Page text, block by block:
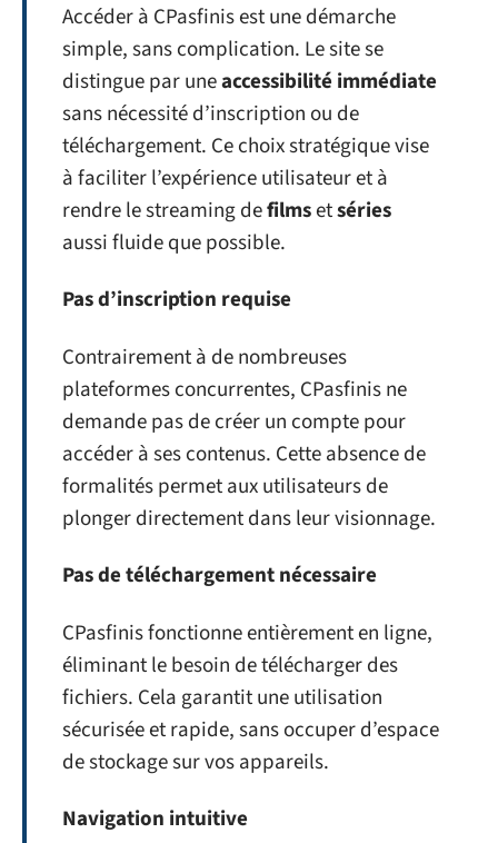
Accéder à CPasfinis est une démarche
simple, sans complication. Le site se
distingue par uneaccessibilité immédiate
sans nécessité d’inscription ou de
téléchargement. Ce choix stratégique vise
à faciliter l’expérience utilisateur et à
rendre le streaming defilmsetséries
aussi fluide que possible.
Pas d’inscription requise
Contrairement à de nombreuses
plateformes concurrentes, CPasfinis ne
demande pas de créer un compte pour
accéder à ses contenus. Cette absence de
formalités permet aux utilisateurs de
plonger directement dans leur visionnage.
Pas de téléchargement nécessaire
CPasfinis fonctionne entièrement en ligne,
éliminant le besoin de télécharger des
fichiers. Cela garantit une utilisation
sécurisée et rapide, sans occuper d’espace
de stockage sur vos appareils.
Navigation intuitive